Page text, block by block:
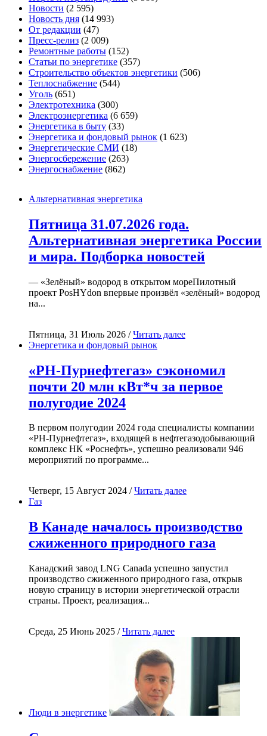
Новости (2 595)
Новость дня (14 993)
От редакции (47)
Пресс-релиз (2 009)
Ремонтные работы (152)
Статьи по энергетике (357)
Строительство объектов энергетики (506)
Теплоснабжение (544)
Уголь (651)
Электротехника (300)
Электроэнергетика (6 659)
Энергетика в быту (33)
Энергетика и фондовый рынок (1 623)
Энергетические СМИ (18)
Энергосбережение (263)
Энергоснабжение (862)
Альтернативная энергетика
Пятница 31.07.2026 года.
Альтернативная энергетика России
и мира. Подборка новостей
— «Зелёный» водород в открытом мореПилотный
проект PosHYdon впервые произвёл «зелёный» водород
на...
Пятница, 31 Июль 2026 /Читать далее
Энергетика и фондовый рынок
«РН-Пурнефтегаз» сэкономил
почти 20 млн кВт*ч за первое
полугодие 2024
В первом полугодии 2024 года специалисты компании
«РН-Пурнефтегаз», входящей в нефтегазодобывающий
комплекс НК «Роснефть», успешно реализовали 946
мероприятий по программе...
Четверг, 15 Август 2024 /Читать далее
Газ
В Канаде началось производство
сжиженного природного газа
Канадский завод LNG Canada успешно запустил
производство сжиженного природного газа, открыв
новую страницу в истории энергетической отрасли
страны. Проект, реализация...
Среда, 25 Июнь 2025 /Читать далее
Люди в энергетике